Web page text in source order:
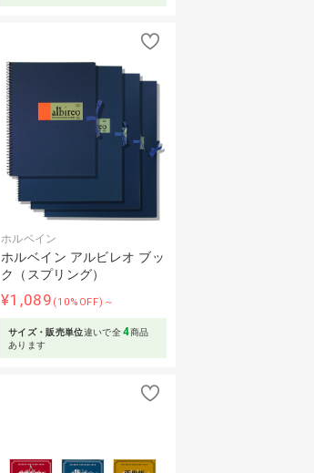
ホルベイン
ホルベイン アルビレオ ブッ
ク（スプリング）
¥1,089 (10%OFF)～
サイズ・販売単位違いで全4商品
あります